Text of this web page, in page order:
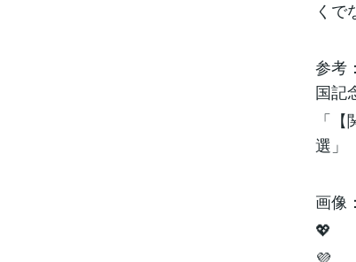
くで
参考
国記
「
選」
画像
💖